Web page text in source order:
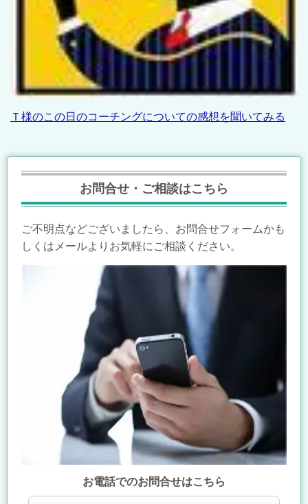
Ｔ様のこの日のコーチングについての感想を聞いてみる
お問合せ・ご相談はこちら
ご不明点などございましたら、お問合せフォームかも
しくはメールよりお気軽にご相談ください。
お電話でのお問合せはこちら